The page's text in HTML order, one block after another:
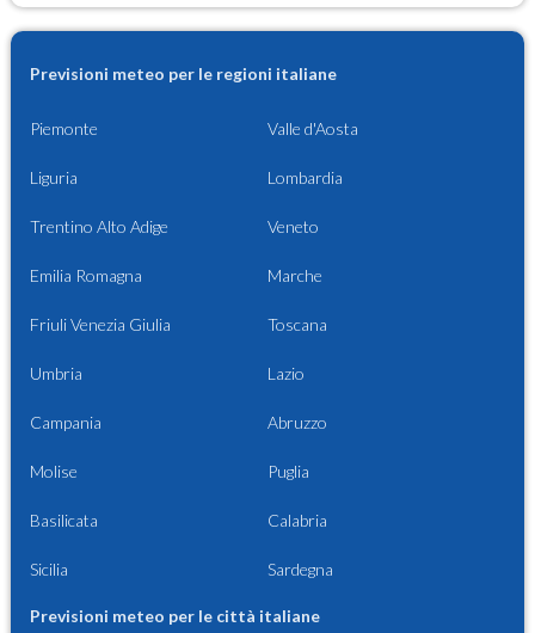
Previsioni meteo per le regioni italiane
Piemonte Valle d'Aosta
Liguria Lombardia
Trentino Alto Adige Veneto
Emilia Romagna Marche
Friuli Venezia Giulia Toscana
Umbria Lazio
Campania Abruzzo
Molise Puglia
Basilicata Calabria
Sicilia Sardegna
Previsioni meteo per le città italiane